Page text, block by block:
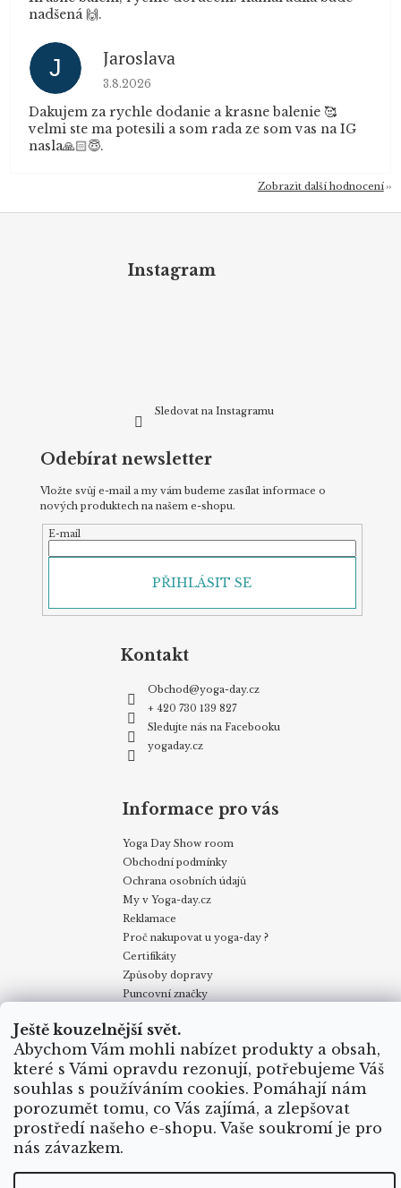
Ještě kouzelnější svět.
Abychom Vám mohli nabízet produkty a obsah,
které s Vámi opravdu rezonují, potřebujeme Váš
souhlas s používáním cookies. Pomáhají nám
porozumět tomu, co Vás zajímá, a zlepšovat
prostředí našeho e-shopu. Vaše soukromí je pro
nás závazkem.
nadšená 🙌.
J Jaroslava
Hodnocení obchodu je 5 z 5 hvězdiček.
3.8.2026
Dakujem za rychle dodanie a krasne balenie 🥰
velmi ste ma potesili a som rada ze som vas na IG
nasla🙏🏻😇.
Zobrazit další hodnocení
Instagram
Sledovat na Instagramu
Odebírat newsletter
Vložte svůj e-mail a my vám budeme zasílat informace o
nových produktech na našem e-shopu.
E-mail
PŘIHLÁSIT SE
Kontakt
Obchod@yoga-day.cz
+ 420 730 139 827
Sledujte nás na Facebooku
yogaday.cz
Informace pro vás
Yoga Day Show room
Obchodní podmínky
Ochrana osobních údajů
My v Yoga-day.cz
Reklamace
Proč nakupovat u yoga-day ?
Certifikáty
Způsoby dopravy
Puncovní značky
Obchodní podmínky Kontakty My v Yoga Day
Blog
Proč nakupovat u yoga-day.cz
Certifikáty
Způsoby dopravy